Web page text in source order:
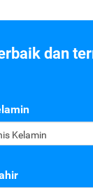
dan
Kelamin